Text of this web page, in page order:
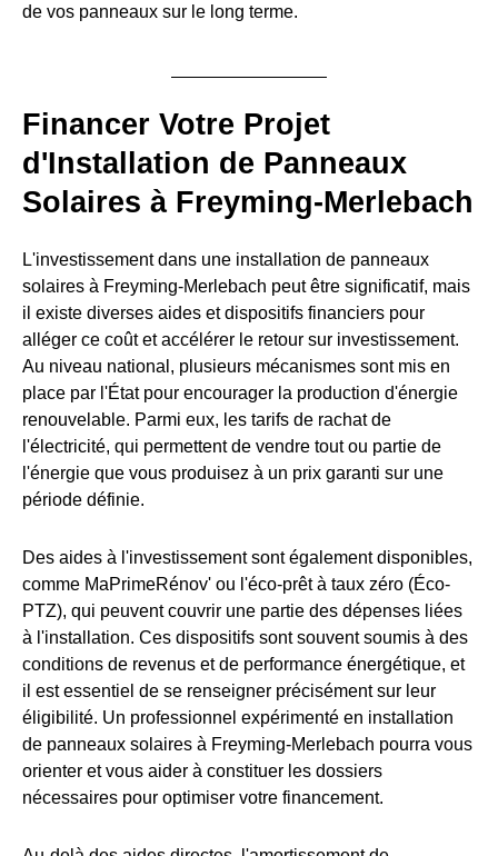
de vos panneaux sur le long terme.
Financer Votre Projet
d'Installation de Panneaux
Solaires à Freyming-Merlebach
L'investissement dans une installation de panneaux
solaires à Freyming-Merlebach peut être significatif, mais
il existe diverses aides et dispositifs financiers pour
alléger ce coût et accélérer le retour sur investissement.
Au niveau national, plusieurs mécanismes sont mis en
place par l'État pour encourager la production d'énergie
renouvelable. Parmi eux, les tarifs de rachat de
l'électricité, qui permettent de vendre tout ou partie de
l'énergie que vous produisez à un prix garanti sur une
période définie.
Des aides à l'investissement sont également disponibles,
comme MaPrimeRénov' ou l'éco-prêt à taux zéro (Éco-
PTZ), qui peuvent couvrir une partie des dépenses liées
à l'installation. Ces dispositifs sont souvent soumis à des
conditions de revenus et de performance énergétique, et
il est essentiel de se renseigner précisément sur leur
éligibilité. Un professionnel expérimenté en installation
de panneaux solaires à Freyming-Merlebach pourra vous
orienter et vous aider à constituer les dossiers
nécessaires pour optimiser votre financement.